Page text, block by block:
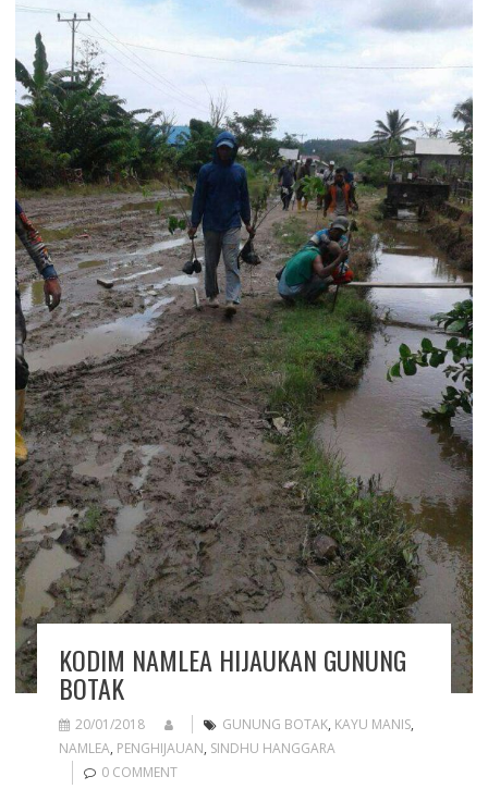
KODIM NAMLEA HIJAUKAN GUNUNG
BOTAK
20/01/2018 GUNUNG BOTAK, KAYU MANIS,
NAMLEA, PENGHIJAUAN, SINDHU HANGGARA
0 COMMENT